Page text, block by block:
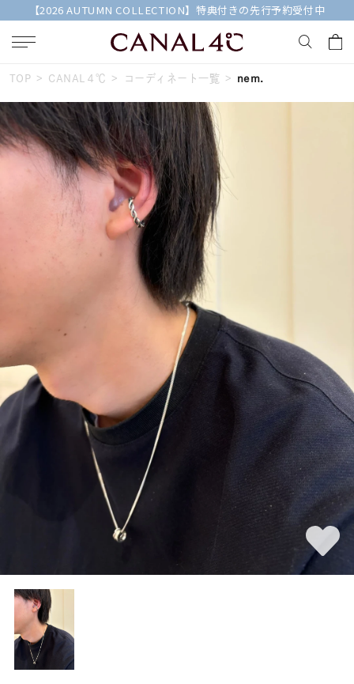
【2026 AUTUMN COLLECTION】特典付きの先行予約受付中
キーワードで検索する
人気検索キーワード
#summer #ダイヤモンド ネックレス
#ペア #エタニティ
カテゴリー すべてのジュエリー
素材
カラー
石の色
ファッションテイス
TOP CANAL４℃ コーディネート一覧 nem.